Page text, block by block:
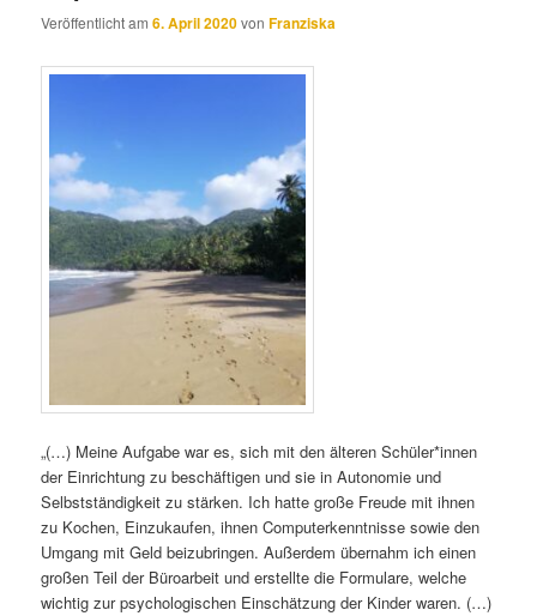
Veröffentlicht am6. April 2020vonFranziska
„(…) Meine Aufgabe war es, sich mit den älteren Schüler*innen
der Einrichtung zu beschäftigen und sie in Autonomie und
Selbstständigkeit zu stärken. Ich hatte große Freude mit ihnen
zu Kochen, Einzukaufen, ihnen Computerkenntnisse sowie den
Umgang mit Geld beizubringen. Außerdem übernahm ich einen
großen Teil der Büroarbeit und erstellte die Formulare, welche
wichtig zur psychologischen Einschätzung der Kinder waren. (…)